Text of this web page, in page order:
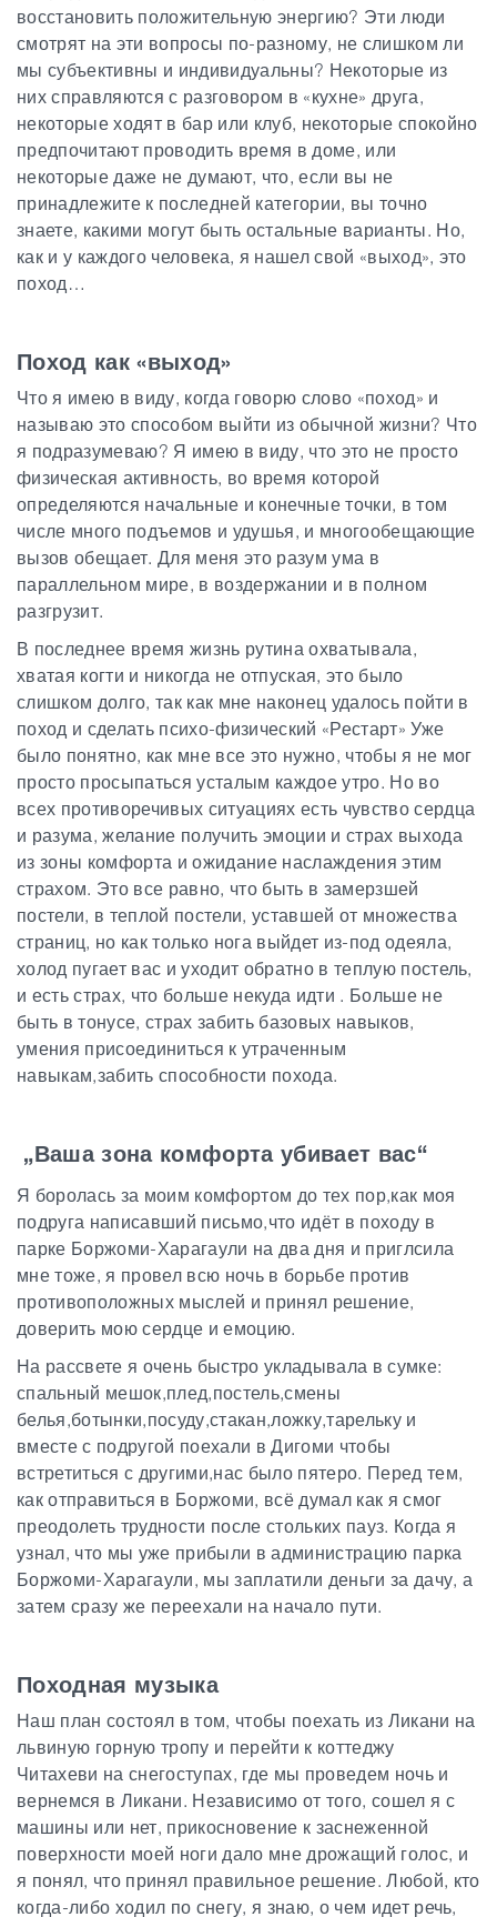
восстановить положительную энергию? Эти люди
смотрят на эти вопросы по-разному, не слишком ли
мы субъективны и индивидуальны? Некоторые из
них справляются с разговором в «кухне» друга,
некоторые ходят в бар или клуб, некоторые спокойно
предпочитают проводить время в доме, или
некоторые даже не думают, что, если вы не
принадлежите к последней категории, вы точно
знаете, какими могут быть остальные варианты. Но,
как и у каждого человека, я нашел свой «выход», это
поход…
Поход как «выход»
Что я имею в виду, когда говорю слово «поход» и
называю это способом выйти из обычной жизни? Что
я подразумеваю? Я имею в виду, что это не просто
физическая активность, во время которой
определяются начальные и конечные точки, в том
числе много подъемов и удушья, и многообещающие
вызов обещает. Для меня это разум ума в
параллельном мире, в воздержании и в полном
разгрузит.
В последнее время жизнь рутина охватывала,
хватая когти и никогда не отпуская, это было
слишком долго, так как мне наконец удалось пойти в
поход и сделать психо-физический «Рестарт» Уже
было понятно, как мне все это нужно, чтобы я не мог
просто просыпаться усталым каждое утро. Но во
всех противоречивых ситуациях есть чувство сердца
и разума, желание получить эмоции и страх выхода
из зоны комфорта и ожидание наслаждения этим
страхом. Это все равно, что быть в замерзшей
постели, в теплой постели, уставшей от множества
страниц, но как только нога выйдет из-под одеяла,
холод пугает вас и уходит обратно в теплую постель,
и есть страх, что больше некуда идти . Больше не
быть в тонусе, страх забить базовых навыков,
умения присоединиться к утраченным
навыкам,забить способности похода.
„Ваша зона комфорта убивает вас“
Я боролась за моим комфортом до тех пор,как моя
подруга написавший письмо,что идёт в походу в
парке Боржоми-Харагаули на два дня и приглсила
мне тоже, я провел всю ночь в борьбе против
противоположных мыслей и принял решение,
доверить мою сердце и емоцию.
На рассвете я очень быстро укладывала в сумке:
спальный мешок,плед,постель,смены
белья,ботынки,посуду,стакан,ложку,тарельку и
вместе с подругой поехали в Дигоми чтобы
встретиться с другими,нас было пятеро. Перед тем,
как отправиться в Боржоми, всё думал как я смог
преодолеть трудности после стольких пауз. Когда я
узнал, что мы уже прибыли в администрацию парка
Боржоми-Харагаули, мы заплатили деньги за дачу, а
затем сразу же переехали на начало пути.
Походная музыка
Наш план состоял в том, чтобы поехать из Ликани на
львиную горную тропу и перейти к коттеджу
Читахеви на снегоступах, где мы проведем ночь и
вернемся в Ликани. Независимо от того, сошел я с
машины или нет, прикосновение к заснеженной
поверхности моей ноги дало мне дрожащий голос, и
я понял, что принял правильное решение. Любой, кто
когда-либо ходил по снегу, я знаю, о чем идет речь,